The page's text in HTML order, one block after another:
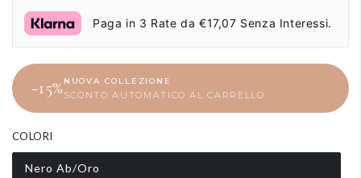
de
liquidaciónPaga in 3 Rate da €17,07 Senza Interessi.
−15% NUOVA COLLEZIONE
SCONTO AUTOMATICO AL CARRELLO
COLORI
Nero Ab/Oro